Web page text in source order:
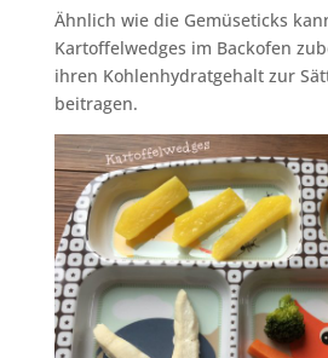
Ähnlich wie die Gemüseticks
Kartoffelwedges im Backofen
ihren Kohlenhydratgehalt zur
beitragen.